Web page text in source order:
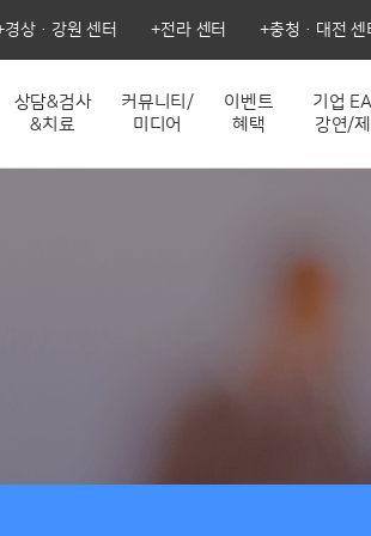
경상·강원 센터 전라 센터 충청·대전 센
상담&검사
&치료
커뮤니티/
미디어
이벤트
혜택
기업
강연/